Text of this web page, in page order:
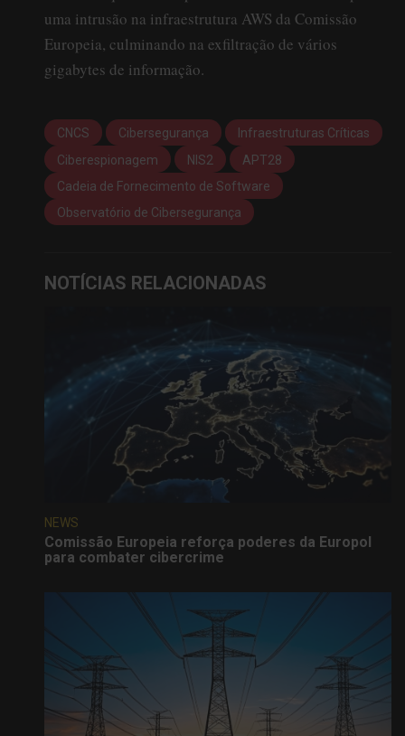
uma intrusão na infraestrutura AWS da Comissão
Europeia, culminando na exfiltração de vários
gigabytes de informação.
CNCS Cibersegurança
Infraestruturas Críticas
Ciberespionagem
NIS2
APT28
Cadeia de Fornecimento de Software
Observatório de Cibersegurança
NOTÍCIAS RELACIONADAS
NEWS
Comissão Europeia reforça poderes da Europol
para combater cibercrime